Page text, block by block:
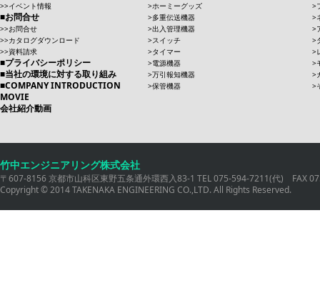
イベント情報
お問合せ
お問合せ
カタログダウンロード
資料請求
プライバシーポリシー
当社の環境に対する取り組み
COMPANY INTRODUCTION
MOVIE
会社紹介動画
ホーミーグッズ
多重伝送機器
出入管理機器
スイッチ
タイマー
電源機器
万引報知機器
保管機器
竹中エンジニアリング株式会社
〒607-8156 京都市山科区東野五条通外環西入83-1 TEL 075-594-7211(代) FAX
Copyright © 2014 TAKENAKA ENGINEERING CO.,LTD. All Rights Reserved.